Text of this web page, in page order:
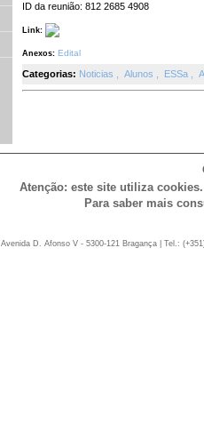
ID da reunião: 812 2685 4908
Link:
Anexos: Edital
Categorias: Noticias Alunos ESSa
Atenção: este site utiliza
Para saber mais
Avenida D. Afonso V - 5300-121 Bragança | Tel.: